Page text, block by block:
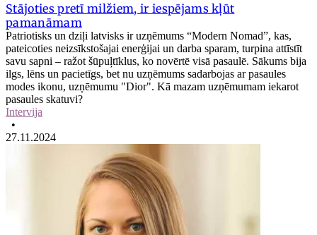
Stājoties pretī milžiem, ir iespējams kļūt
pamanāmam
Patriotisks un dziļi latvisks ir uzņēmums “Modern Nomad”, kas,
pateicoties neizsīkstošajai enerģijai un darba sparam, turpina attīstīt
savu sapni – ražot šūpuļtīklus, ko novērtē visā pasaulē. Sākums bija
ilgs, lēns un pacietīgs, bet nu uzņēmums sadarbojas ar pasaules
modes ikonu, uzņēmumu "Dior". Kā mazam uzņēmumam iekarot
pasaules skatuvi?
Intervija
•
27.11.2024